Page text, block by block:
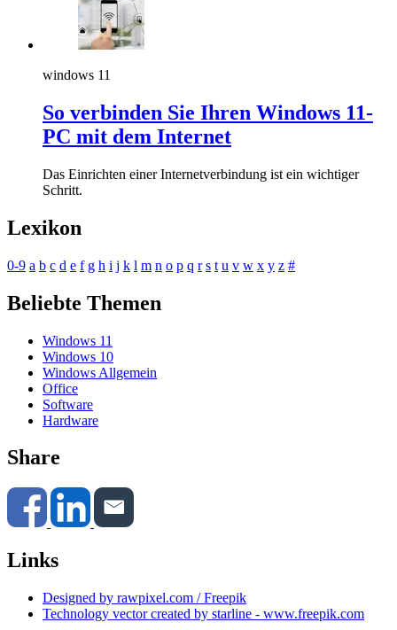
windows 11
So verbinden Sie Ihren Windows 11-
PC mit dem Internet
Das Einrichten einer Internetverbindung ist ein wichtiger
Schritt.
Lexikon
0-9 a b c d e f g h i j k l m n o p q r s t u v w x y z #
Beliebte Themen
Windows 11
Windows 10
Windows Allgemein
Office
Software
Hardware
Share
Links
Designed by rawpixel.com / Freepik
Technology vector created by starline - www.freepik.com